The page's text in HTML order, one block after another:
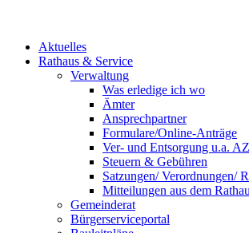
Aktuelles
Rathaus & Service
Verwaltung
Was erledige ich wo
Ämter
Ansprechpartner
Formulare/Online-Anträge
Ver- und Entsorgung u.a.
Steuern & Gebühren
Satzungen/ Verordnungen/
Mitteilungen aus dem
Gemeinderat
Bürgerserviceportal